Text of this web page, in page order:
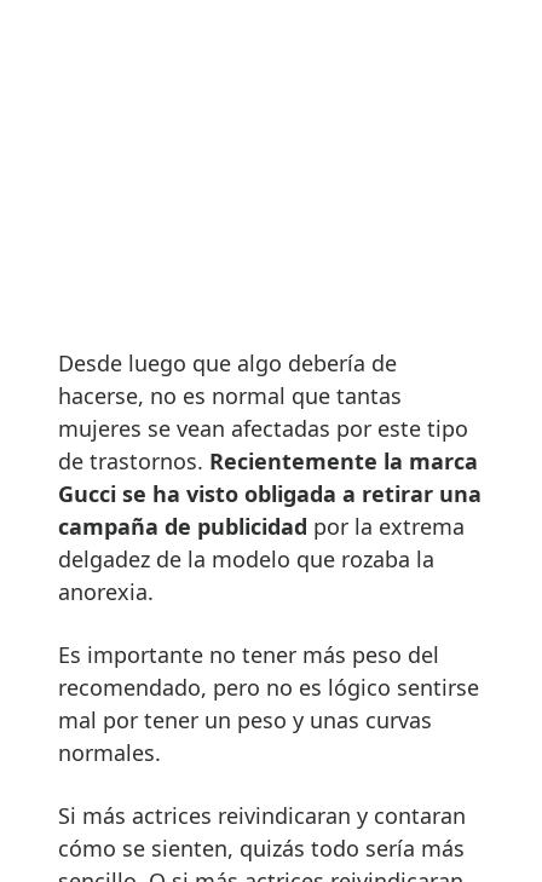
Desde luego que algo debería de
hacerse, no es normal que tantas
mujeres se vean afectadas por este tipo
de trastornos. Recientemente la marca
Gucci se ha visto obligada a retirar una
campaña de publicidad por la extrema
delgadez de la modelo que rozaba la
anorexia.
Es importante no tener más peso del
recomendado, pero no es lógico sentirse
mal por tener un peso y unas curvas
normales.
Si más actrices reivindicaran y contaran
cómo se sienten, quizás todo sería más